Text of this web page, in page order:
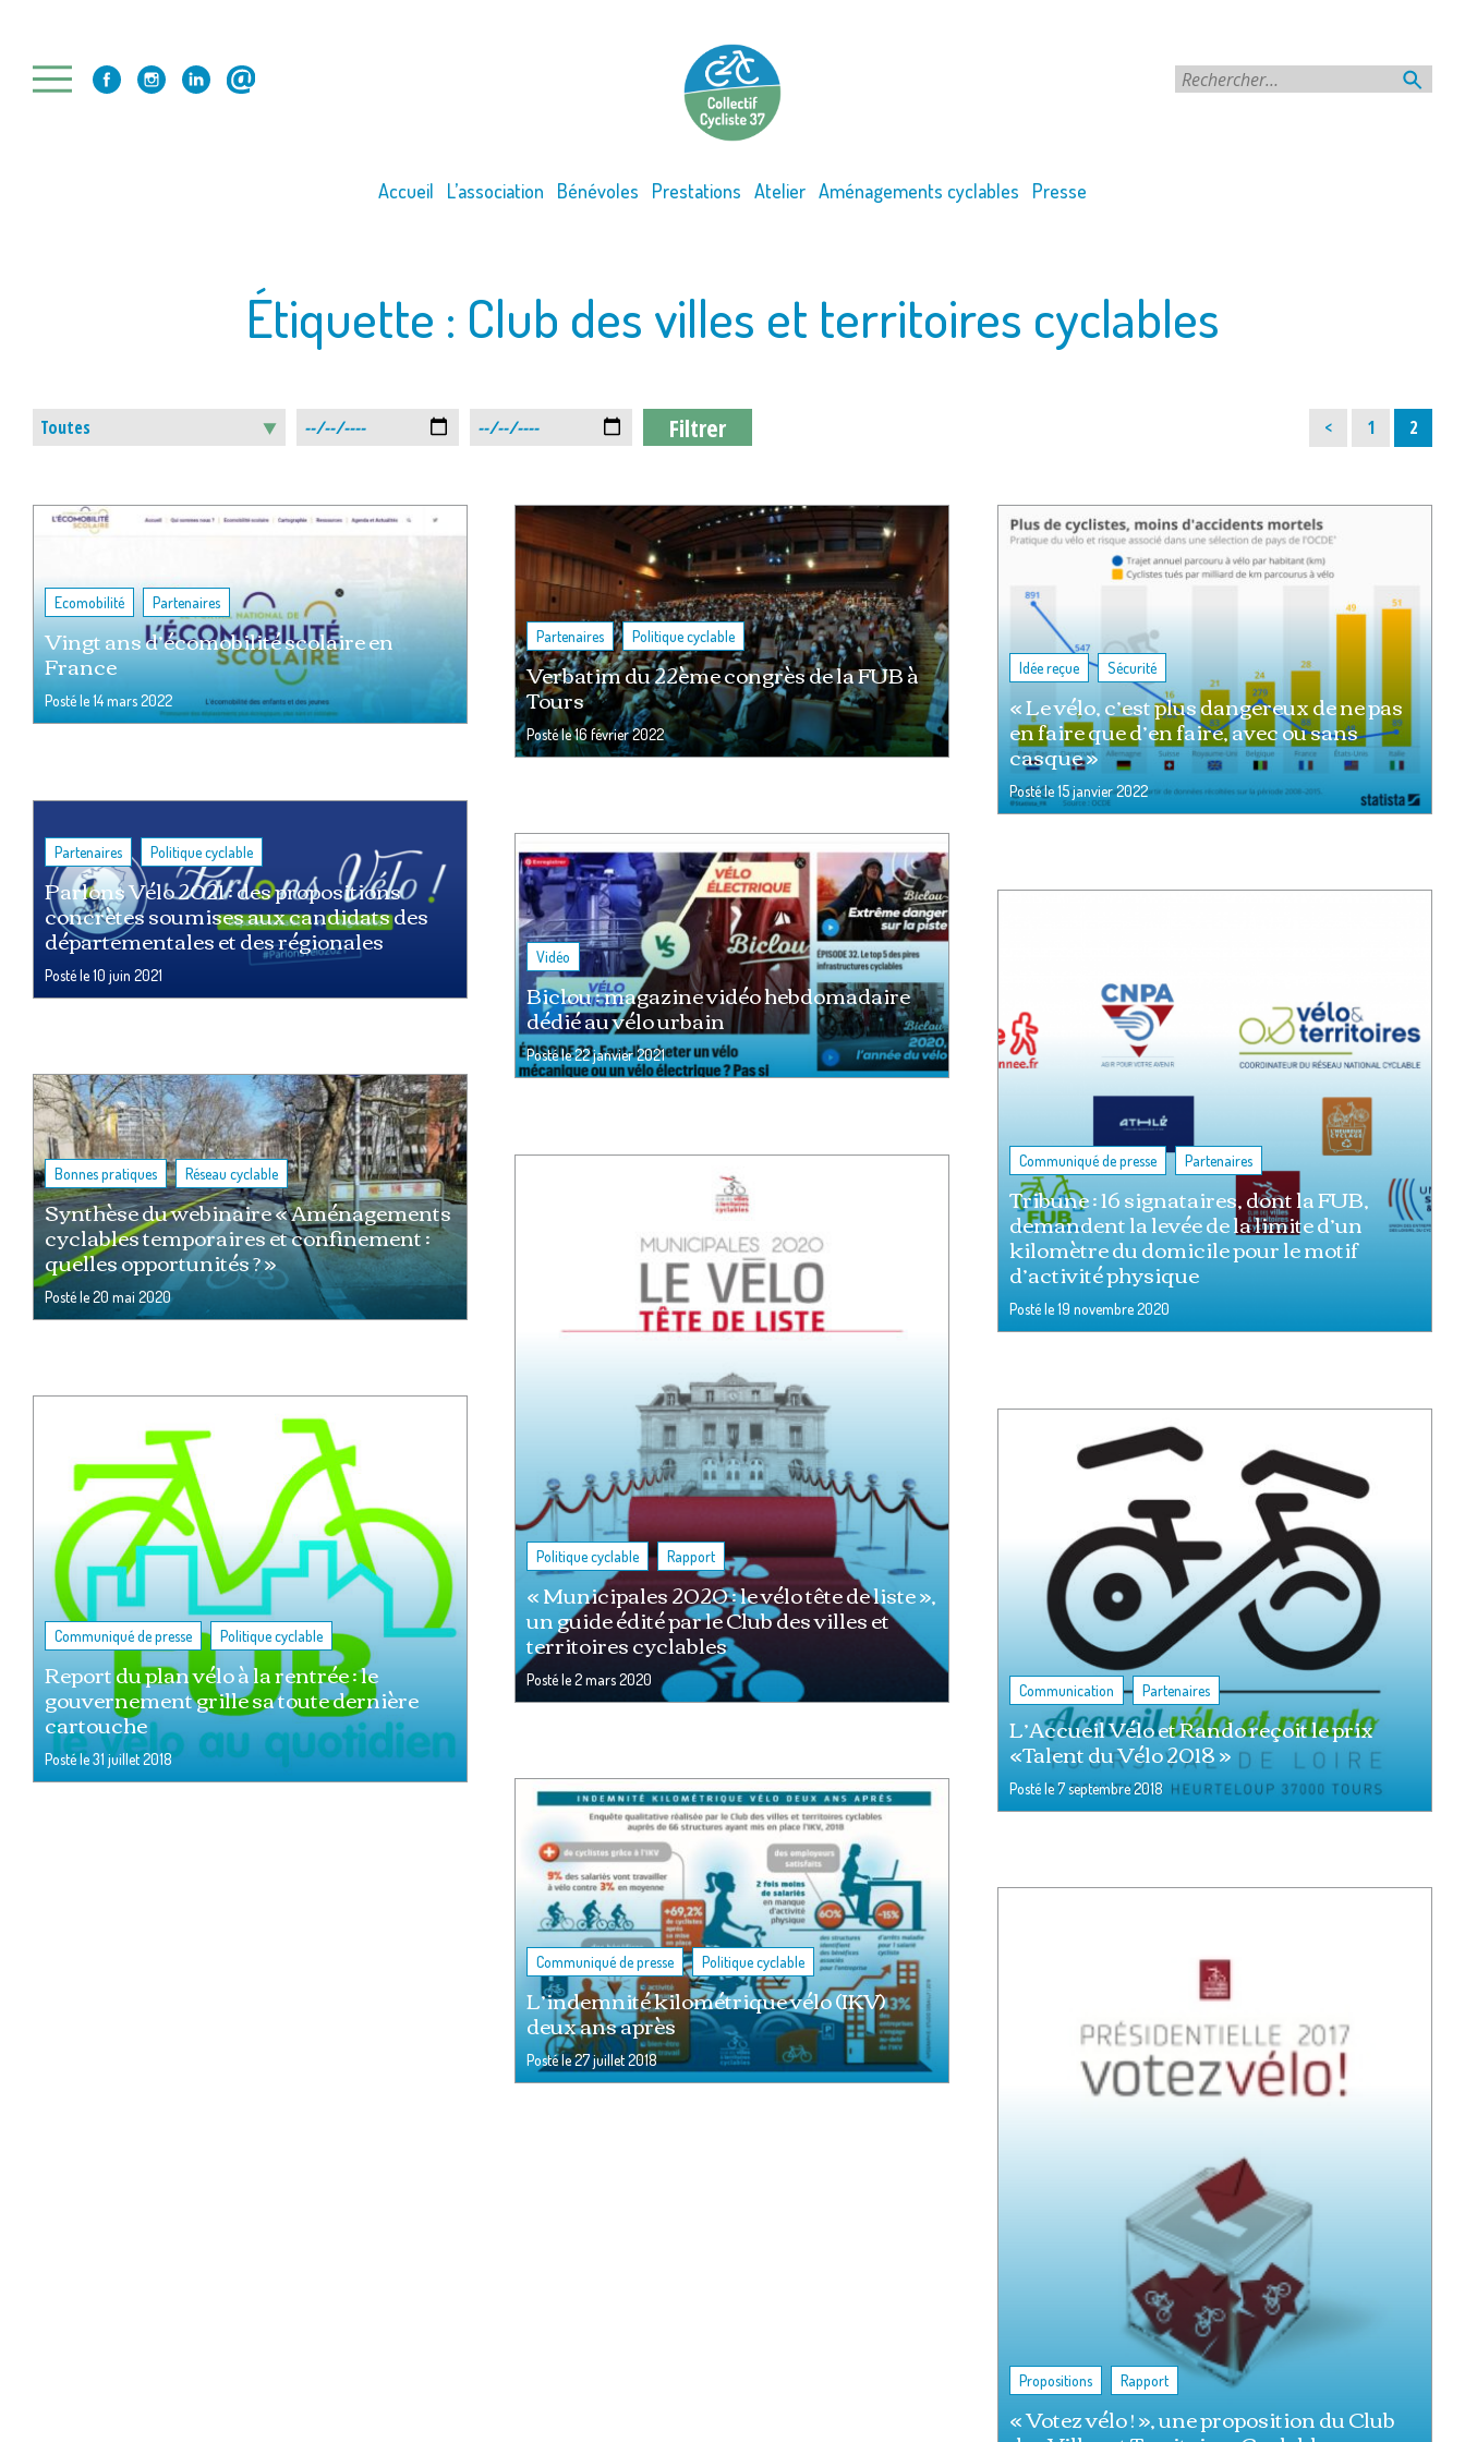
content
Accueil L’association Bénévoles Prestations Atelier Aménagements cyclables Presse
Étiquette : Club des villes et territoires cyclables
< Page
1 Page
2
Ecomobilité , Partenaires
Vingt ans d’écomobilité scolaire en
France
Posté le14 mars 2022
Partenaires , Politique cyclable
Verbatim du 22ème congrès de la FUB à
Tours
Posté le16 février 2022
Idée reçue , Sécurité
« Le vélo, c’est plus dangereux de ne pas
en faire que d’en faire, avec ou sans
casque »
Posté le15 janvier 2022
Partenaires , Politique cyclable
Parlons Vélo 2021 : des propositions
concrètes soumises aux candidats des
départementales et des régionales
Posté le10 juin 2021
Vidéo
Biclou : magazine vidéo hebdomadaire
dédié au vélo urbain
Posté le22 janvier 2021
Communiqué de presse , Partenaires
Tribune : 16 signataires, dont la FUB,
demandent la levée de la limite d’un
kilomètre du domicile pour le motif
d’activité physique
Posté le19 novembre 2020
Bonnes pratiques , Réseau cyclable
Synthèse du webinaire « Aménagements
cyclables temporaires et confinement :
quelles opportunités ? »
Posté le20 mai 2020
Politique cyclable , Rapport
« Municipales 2020 : le vélo tête de liste »,
un guide édité par le Club des villes et
territoires cyclables
Posté le2 mars 2020
Communication , Partenaires
L’Accueil Vélo et Rando reçoit le prix
«Talent du Vélo 2018 »
Posté le7 septembre 2018
Communiqué de presse , Politique cyclable
Report du plan vélo à la rentrée : le
gouvernement grille sa toute dernière
cartouche
Posté le31 juillet 2018
Communiqué de presse , Politique cyclable
L’indemnité kilométrique vélo (IKV)
deux ans après
Posté le27 juillet 2018
Propositions Rapport
« Votez vélo ! », une proposition du Club